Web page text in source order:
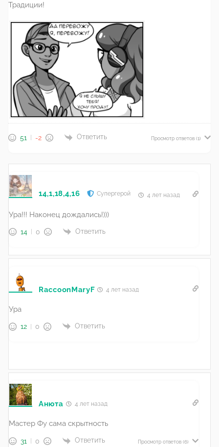
Традиции!
51 -2 Ответить Просмотр ответов (1)
14,1,18,4,16 Супергерой 4 лет назад
Ура!!! Наконец дождались!)))
14 0 Ответить
RaccoonMaryF 4 лет назад
Ура
12 0 Ответить
Анюта 4 лет назад
Мастер Фу сама скрытность
31 0 Ответить Просмотр ответов (6)